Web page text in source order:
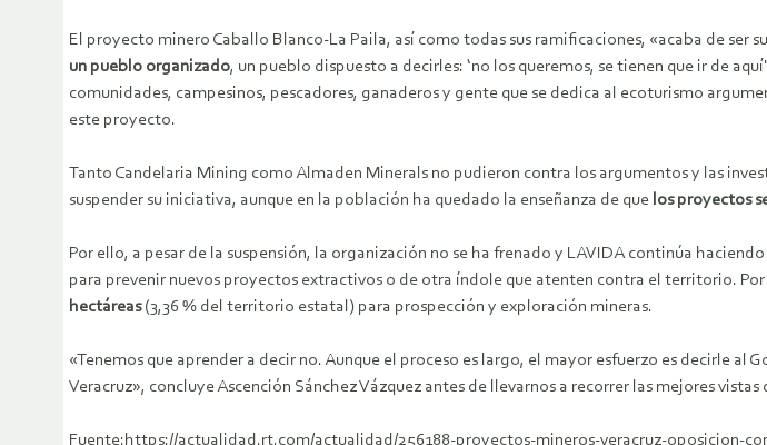
El proyecto minero Caballo Blanco-La Paila, así como todas sus ramificaciones, «acaba de ser
un pueblo organizado, un pueblo dispuesto a decirles: ‘no los queremos, se tienen que ir de
comunidades, campesinos, pescadores, ganaderos y gente que se dedica al ecoturismo
este proyecto.
Tanto Candelaria Mining como Almaden Minerals no pudieron contra los argumentos y las
suspender su iniciativa, aunque en la población ha quedado la enseñanza de que los proyectos
Por ello, a pesar de la suspensión, la organización no se ha frenado y LAVIDA continúa
para prevenir nuevos proyectos extractivos o de otra índole que atenten contra el territorio.
hectáreas(3,36 % del territorio estatal) para prospección y exploración mineras.
«Tenemos que aprender a decir no. Aunque el proceso es largo, el mayor esfuerzo es decirle
Veracruz», concluye Ascención Sánchez Vázquez antes de llevarnos a recorrer las mejores
Fuente:https://actualidad.rt.com/actualidad/256188-proyectos-mineros-veracruz-oposicion-